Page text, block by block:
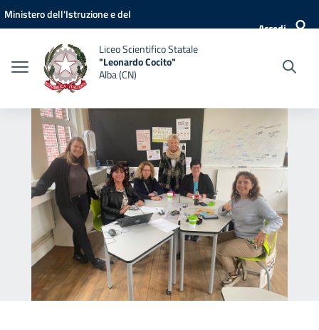
Vai ai contenuti
Vai al menu di navigazione
Vai al footer
Ministero dell'Istruzione e del
Accedi
Liceo Scientifico Statale
"Leonardo Cocito"
Alba (CN)